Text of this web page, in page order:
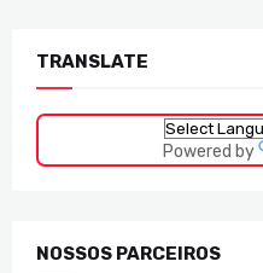
TRANSLATE
Powered by
NOSSOS PARCEIROS